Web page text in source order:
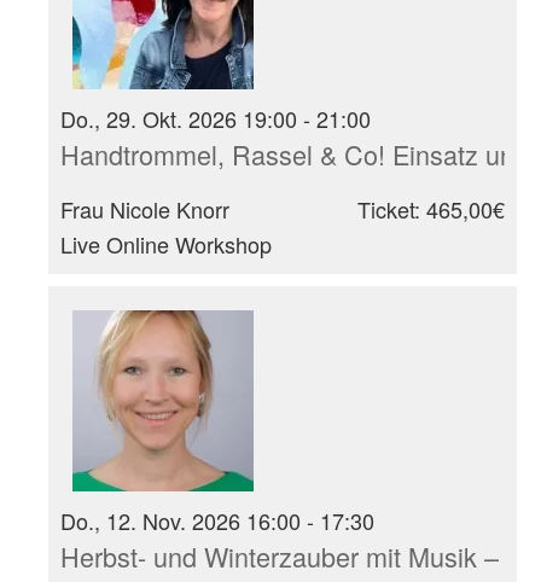
Do., 29. Okt. 2026 19:00 - 21:00
Handtrommel, Rassel & Co! Einsatz
Frau Nicole Knorr
Live Online Workshop
Ticket: 465,00€
Do., 12. Nov. 2026 16:00 - 17:30
Herbst- und Winterzauber mit Musik –